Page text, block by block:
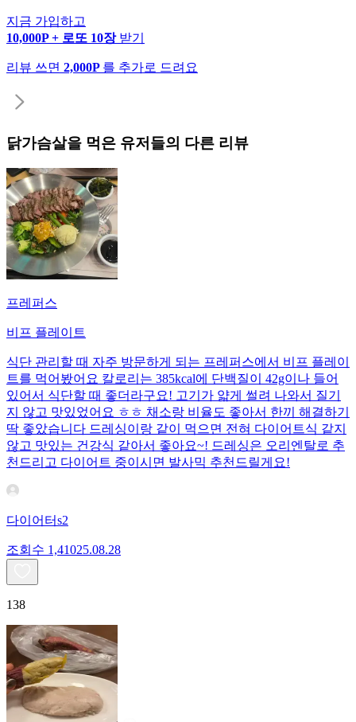
지금 가입하고
10,000P + 로또 10장 받기
리뷰 쓰면 2,000P 를 추가로 드려요
닭가슴살을 먹은 유저들의 다른 리뷰
프레퍼스
비프 플레이트
식단 관리할 때 자주 방문하게 되는 프레퍼스에서 비프 플레이
트를 먹어봤어요 칼로리는 385kcal에 단백질이 42g이나 들어
있어서 식단할 때 좋더라구요! 고기가 얇게 썰려 나와서 질기
지 않고 맛있었어요 ㅎㅎ 채소랑 비율도 좋아서 한끼 해결하기
딱 좋았습니다 드레싱이랑 같이 먹으면 전혀 다이어트식 같지
않고 맛있는 건강식 같아서 좋아요~! 드레싱은 오리엔탈로 추
천드리고 다이어트 중이시면 발사믹 추천드릴게요!
다이어터s2
조회수 1,41025.08.28
138